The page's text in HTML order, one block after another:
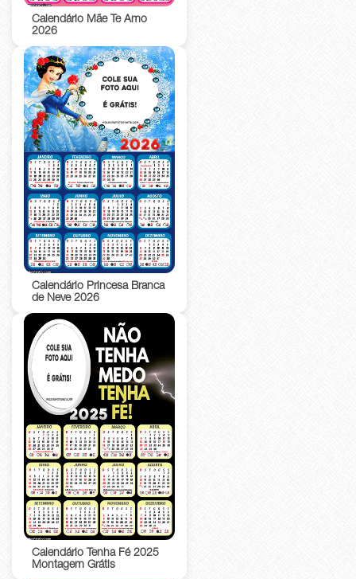
Calendário Mãe Te Amo
2026
Calendário Princesa Branca
de Neve 2026
Calendário Tenha Fé 2025
Montagem Grátis